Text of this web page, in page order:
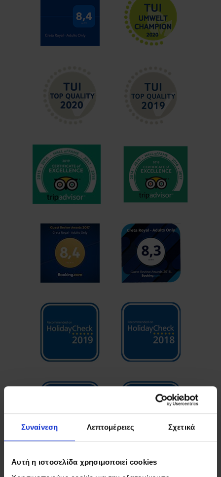
Συναίνεση Λεπτομέρειες Σχετικά
Αυτή η ιστοσελίδα χρησιμοποιεί cookies